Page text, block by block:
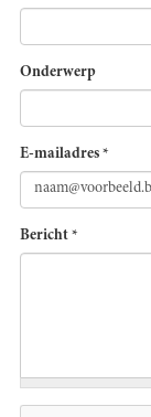
Onderwerp
E-mailadres *
Bericht *